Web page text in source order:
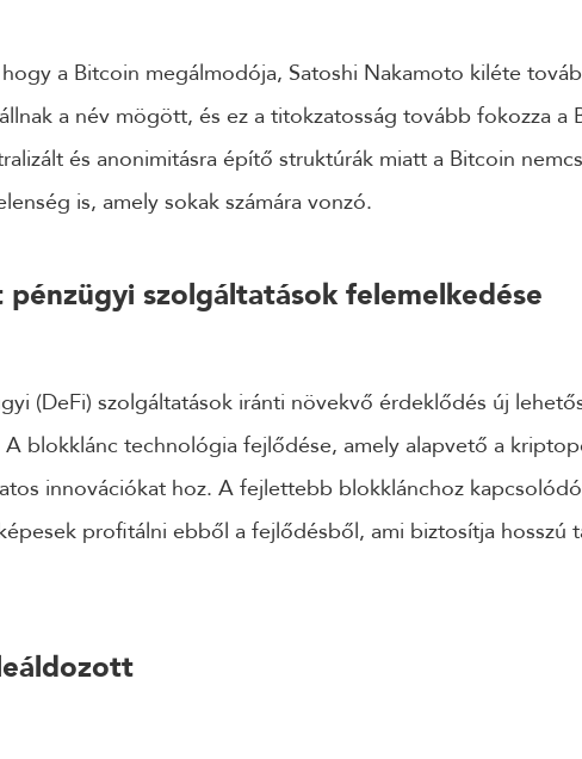
a Bitcoin megálmodója, Satoshi Nakamoto kiléte
a név mögött, és ez a titokzatosság tovább fokozza a
és anonimitásra építő struktúrák miatt a Bitcoin
is, amely sokak számára vonzó.
szolgáltatások felemelkedése
(DeFi) szolgáltatások iránti növekvő érdeklődés új
A blokklánc technológia fejlődése, amely alapvető a
innovációkat hoz. A fejlettebb blokklánchoz
profitálni ebből a fejlődésből, ami biztosítja hosszú